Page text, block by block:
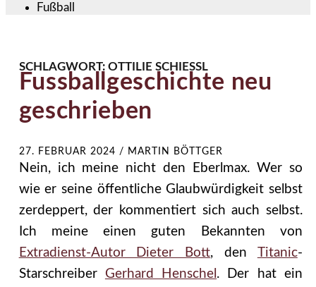
Fußball
SCHLAGWORT: OTTILIE SCHIESSL
Fussballgeschichte neu
geschrieben
27. FEBRUAR 2024 / MARTIN BÖTTGER
Nein, ich meine nicht den Eberlmax. Wer so
wie er seine öffentliche Glaubwürdigkeit selbst
zerdeppert, der kommentiert sich auch selbst.
Ich meine einen guten Bekannten von
Extradienst-Autor Dieter Bott, den Titanic-
Starschreiber Gerhard Henschel . Der hat ein